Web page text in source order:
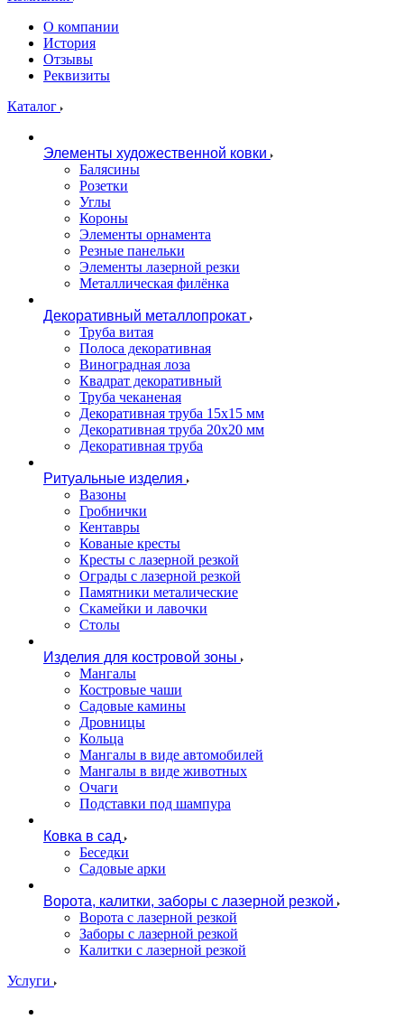
О компании
История
Отзывы
Реквизиты
Каталог
Элементы художественной ковки
Балясины
Розетки
Углы
Короны
Элементы орнамента
Резные панельки
Элементы лазерной резки
Металлическая филёнка
Декоративный металлопрокат
Труба витая
Полоса декоративная
Виноградная лоза
Квадрат декоративный
Труба чеканеная
Декоративная труба 15х15 мм
Декоративная труба 20х20 мм
Декоративная труба
Ритуальные изделия
Вазоны
Гробнички
Кентавры
Кованые кресты
Кресты с лазерной резкой
Ограды с лазерной резкой
Памятники металические
Скамейки и лавочки
Столы
Изделия для костровой зоны
Мангалы
Костровые чаши
Садовые камины
Дровницы
Кольца
Мангалы в виде автомобилей
Мангалы в виде животных
Очаги
Подставки под шампура
Ковка в сад
Беседки
Садовые арки
Ворота, калитки, заборы с лазерной резкой
Ворота с лазерной резкой
Заборы с лазерной резкой
Калитки с лазерной резкой
Услуги